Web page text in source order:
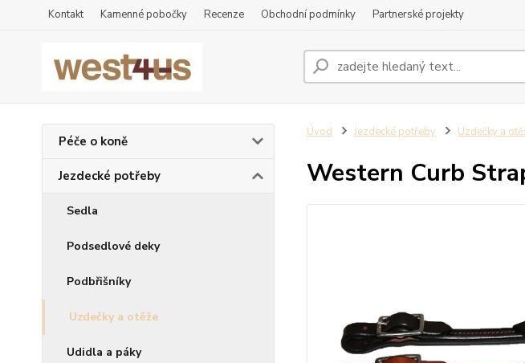
Kontakt Kamenné pobočky Recenze Obchodní podmínky Partnerské projekty
Péče o koně
Jezdecké potřeby
Sedla
Podsedlové deky
Podbřišníky
Uzdečky a otěže
Udidla a páky
Úvod Jezdecké potřeby Uzdečky a
Western Curb